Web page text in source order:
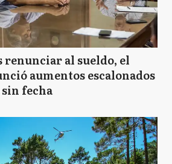
renunciar al sueldo, el
aumentos escalonados
sin fecha